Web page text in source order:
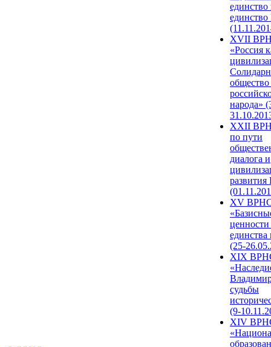
единство
единство
XVII
«Россия
народа»
XXII
по пути
диалога и
развития
XV
единства
(25-
XIX
судьбы
(9-
XIV